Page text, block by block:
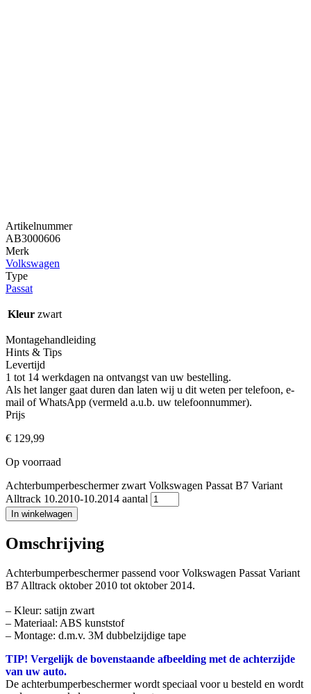
Artikelnummer
AB3000606
Merk
Volkswagen
Type
Passat
Kleur zwart
Montagehandleiding
Hints & Tips
Levertijd
1 tot 14 werkdagen na ontvangst van uw bestelling.
Als het langer gaat duren dan laten wij u dit weten per telefoon, e-
mail of WhatsApp (vermeld a.u.b. uw telefoonnummer).
Prijs
€ 129,99
Op voorraad
Achterbumperbeschermer zwart Volkswagen Passat B7 Variant
Alltrack 10.2010-10.2014 aantal
In winkelwagen
Omschrijving
Achterbumperbeschermer passend voor Volkswagen Passat Variant
B7 Alltrack oktober 2010 tot oktober 2014.
– Kleur: satijn zwart
– Materiaal: ABS kunststof
– Montage: d.m.v. 3M dubbelzijdige tape
TIP! Vergelijk de bovenstaande afbeelding met de achterzijde
van uw auto.
De achterbumperbeschermer wordt speciaal voor u besteld en wordt